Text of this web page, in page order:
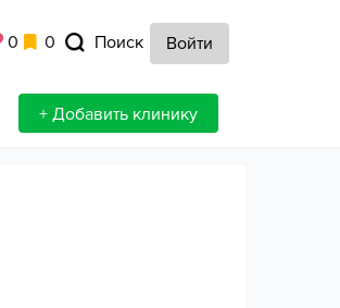
0 0 Поиск Войти
+ Добавить клинику